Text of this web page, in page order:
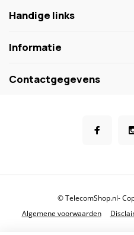
Handige links
Informatie
Contactgegevens
Algemene voorwaarden
© TelecomShop.nl-